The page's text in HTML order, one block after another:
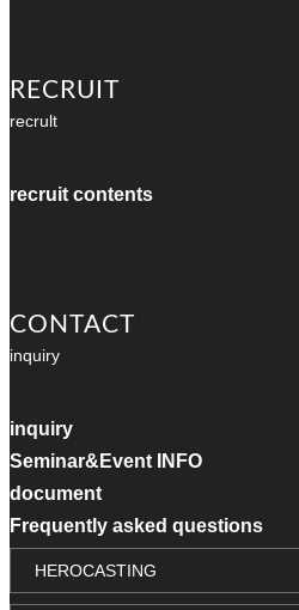
RECRUIT
recrult
recruit contents
CONTACT
inquiry
inquiry
Seminar&Event INFO
document
Frequently asked questions
HEROCASTING